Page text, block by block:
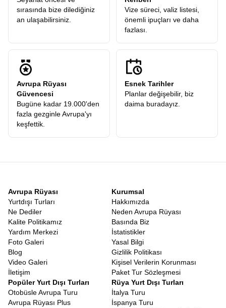
sırasında bize dilediğiniz
an ulaşabilirsiniz.
Vize süreci, valiz listesi,
önemli ipuçları ve daha
fazlası.
Avrupa Rüyası
Güvencesi
Bugüne kadar 19.000'den
fazla gezginle Avrupa'yı
keşfettik.
Esnek Tarihler
Planlar değişebilir, biz
daima buradayız.
Avrupa Rüyası
Yurtdışı Turları
Ne Dediler
Kalite Politikamız
Yardım Merkezi
Foto Galeri
Blog
Video Galeri
İletişim
Kurumsal
Hakkımızda
Neden Avrupa Rüyası
Basında Biz
İstatistikler
Yasal Bilgi
Gizlilik Politikası
Kişisel Verilerin Korunması
Paket Tur Sözleşmesi
Popüler Yurt Dışı Turları
Otobüsle Avrupa Turu
Avrupa Rüyası Plus
Rüya Yurt Dışı Turları
İtalya Turu
İspanya Turu